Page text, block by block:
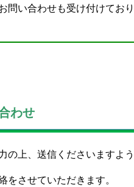
問い合わせも受け付けてお
わせ
上、送信くださいますよ
させていただきます。